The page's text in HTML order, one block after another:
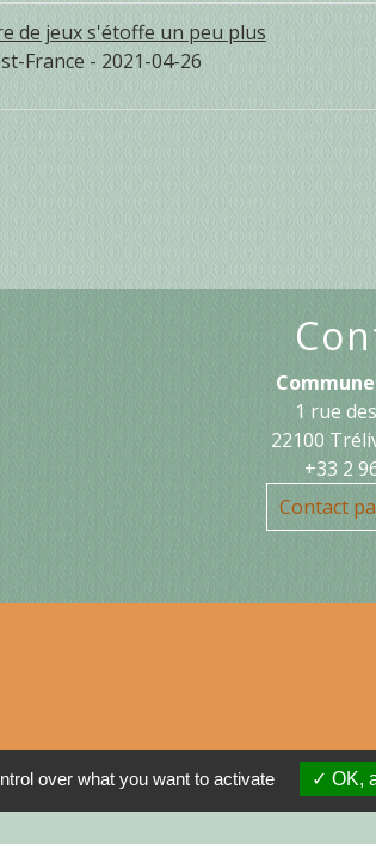
de jeux s'étoffe un peu plus
France - 2021-04-26
1 rue
22100
+33 2
Contact
over what you want to activate OK,